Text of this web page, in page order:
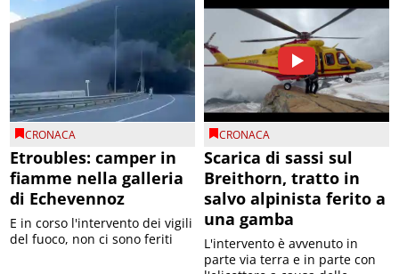
CRONACA
Etroubles: camper in
fiamme nella galleria
di Echevennoz
E in corso l'intervento dei vigili
del fuoco, non ci sono feriti
CRONACA
Scarica di sassi sul
Breithorn, tratto in
salvo alpinista ferito a
una gamba
L'intervento è avvenuto in
parte via terra e in parte con